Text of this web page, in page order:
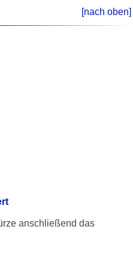
[nach oben]
anschließend das